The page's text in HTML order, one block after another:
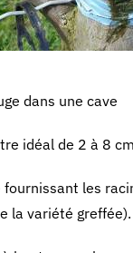
dans une cave
idéal de 2 à 8
fournissant les
la variété greffée).